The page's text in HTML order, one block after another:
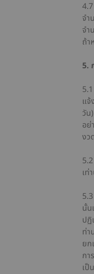
จำ
จำ
ถ้า
5.
แจ้
วัน
อย่
งว
เท่
นั้น
ปฏิ
ท่า
ยก
กา
เป็